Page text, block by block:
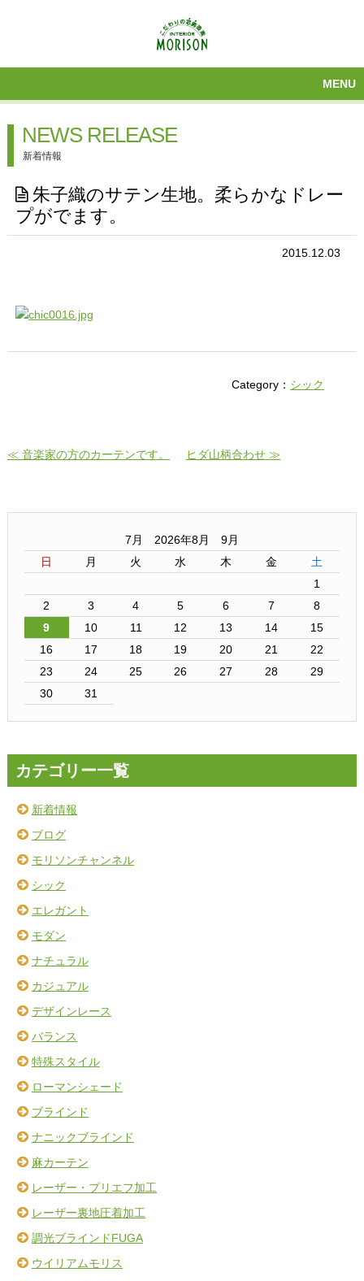
MENU
NEWS RELEASE
新着情報
朱子織のサテン生地。柔らかなドレー
プがでます。
2015.12.03
Category： シック
≪ 音楽家の方のカーテンです。 ヒダ山柄合わせ ≫
7月 2026年8月 9月
日
月 火 水 木 金
土
1
2
3 4 5 6 7
8
9
10 11 12 13 14
15
16
17 18 19 20 21
22
23
24 25 26 27 28
29
30
31
カテゴリー一覧
新着情報
ブログ
モリソンチャンネル
シック
エレガント
モダン
ナチュラル
カジュアル
デザインレース
バランス
特殊スタイル
ローマンシェード
ブラインド
ナニックブラインド
麻カーテン
レーザー・プリエフ加工
レーザー裏地圧着加工
調光ブラインドFUGA
ウイリアムモリス